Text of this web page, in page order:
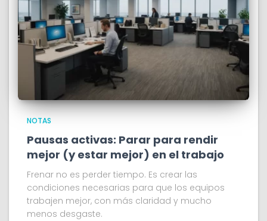
NOTAS
Pausas activas: Parar para rendir
mejor (y estar mejor) en el trabajo
Frenar no es perder tiempo. Es crear las
condiciones necesarias para que los equipos
trabajen mejor, con más claridad y mucho
menos desgaste.